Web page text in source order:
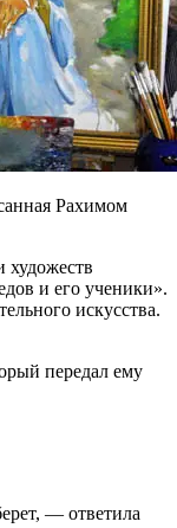
Рахимом
художеств
и его ученики».
искусства.
передал ему
— ответила